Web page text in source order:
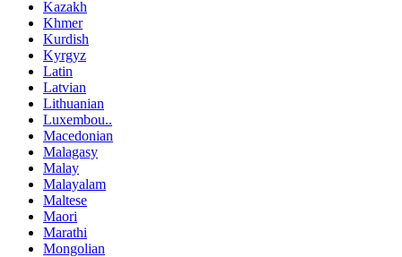
Kazakh
Khmer
Kurdish
Kyrgyz
Latin
Latvian
Lithuanian
Luxembou..
Macedonian
Malagasy
Malay
Malayalam
Maltese
Maori
Marathi
Mongolian